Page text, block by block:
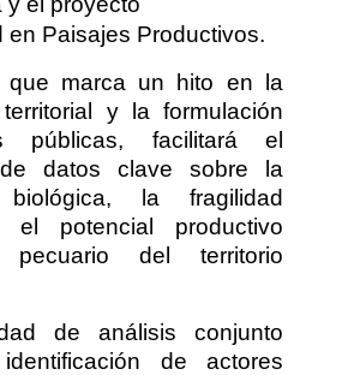
en Paisajes Productivos.
que marca un hito en la
y la formulación
públicas, facilitará el
de datos clave sobre la
biológica, la fragilidad
el potencial productivo
del territorio
de análisis conjunto
de actores